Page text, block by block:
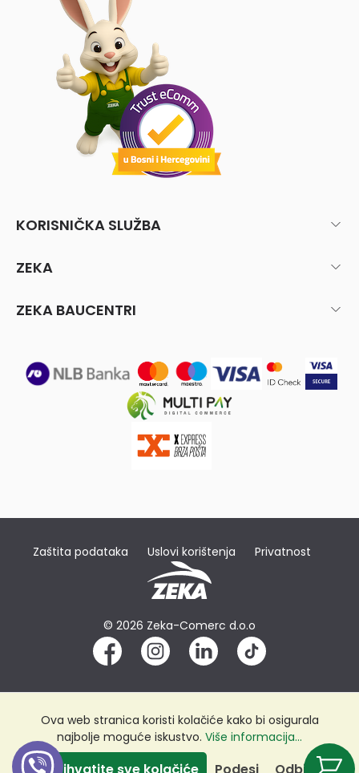
KORISNIČKA SLUŽBA
ZEKA
ZEKA BAUCENTRI
Zaštita podataka Uslovi korištenja Privatnost
© 2026 Zeka-Comerc d.o.o
Ova web stranica koristi kolačiće kako bi osigurala
najbolje moguće iskustvo. Više informacija...